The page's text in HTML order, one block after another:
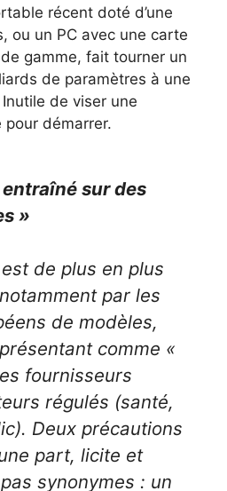
récent doté d’une
ou un PC avec une carte
gamme, fait tourner un
de paramètres à une
de viser une
démarrer.
sur des
»
de plus en plus
par les
de modèles,
comme «
fournisseurs
régulés (santé,
Deux précautions
part, licite et
synonymes : un